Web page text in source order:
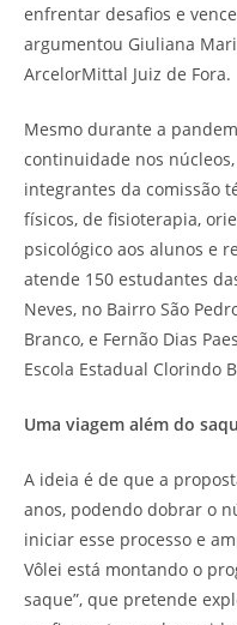
enfrentar desafios e
argumentou Giuliana
ArcelorMittal Juiz de Fora.
Mesmo durante a
continuidade nos
integrantes da comissão
físicos, de fisioterapia,
psicológico aos alunos e
atende 150 estudantes
Neves, no Bairro São
Branco, e Fernão Dias
Escola Estadual Clorindo
Uma viagem além do
A ideia é de que a
anos, podendo dobrar o
iniciar esse processo e
Vôlei está montando o
saque”, que pretende